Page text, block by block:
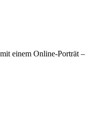
einem Online-Porträt –